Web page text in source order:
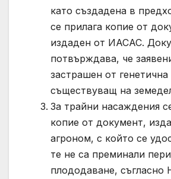
като създадена в
се прилага копие от
издаден от ИАСАС.
потвърждава, че
застрашен от генетична
съществуващ на
За трайни насаждения
копие от документ,
агроном, с който се
те не са преминали
плододаване, съгласно